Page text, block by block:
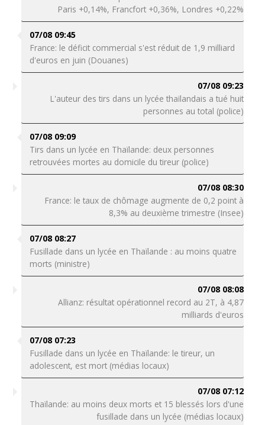
Paris +0,14%, Francfort +0,36%, Londres +0,22%
07/08 09:45
France: le déficit commercial s'est réduit de 1,9 milliard
d'euros en juin (Douanes)
07/08 09:23
L'auteur des tirs dans un lycée thaïlandais a tué huit
personnes au total (police)
07/08 09:09
Tirs dans un lycée en Thaïlande: deux personnes
retrouvées mortes au domicile du tireur (police)
07/08 08:30
France: le taux de chômage augmente de 0,2 point à
8,3% au deuxième trimestre (Insee)
07/08 08:27
Fusillade dans un lycée en Thaïlande : au moins quatre
morts (ministre)
07/08 08:08
Allianz: résultat opérationnel record au 2T, à 4,87
milliards d'euros
07/08 07:23
Fusillade dans un lycée en Thaïlande: le tireur, un
adolescent, est mort (médias locaux)
07/08 07:12
Thaïlande: au moins deux morts et 15 blessés lors d'une
fusillade dans un lycée (médias locaux)